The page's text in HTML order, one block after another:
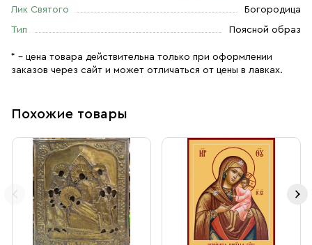
Лик Святого Богородица
Тип Поясной образ
* – цена товара действительна только при оформлении
заказов через сайт и может отличаться от цены в лавках.
Похожие товары